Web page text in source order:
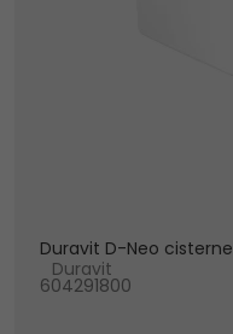
Duravit D-Neo cisterne
Duravit
604291800